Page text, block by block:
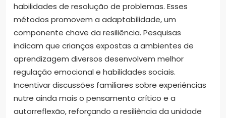
habilidades de resolução de problemas. Esses
métodos promovem a adaptabilidade, um
componente chave da resiliência. Pesquisas
indicam que crianças expostas a ambientes de
aprendizagem diversos desenvolvem melhor
regulação emocional e habilidades sociais.
Incentivar discussões familiares sobre experiências
nutre ainda mais o pensamento crítico e a
autorreflexão, reforçando a resiliência da unidade